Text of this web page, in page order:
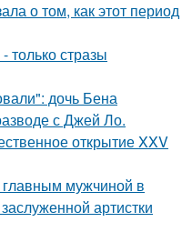
о том, как этот период
только стразы
дочь Бена
с Джей Ло.
открытие XXV
мужчиной в
артистки